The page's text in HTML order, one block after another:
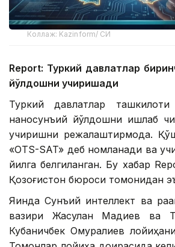
Коллаж: Kazinform/ СИ
Report: Туркий давлатлар
йўлдошни учиришади
Туркий давлатлар
наносунъий йўлдошни ишлаб
учиришни режалаштирмоқда.
«OTS-SAT» деб номланади ва
йилга белгиланган. Бу хабар
Қозоғистон бюроси томонидан
Яқинда Сунъий интеллект ва
вазири Жасулан Мадиев ва
Кубаничбек Омуралиев